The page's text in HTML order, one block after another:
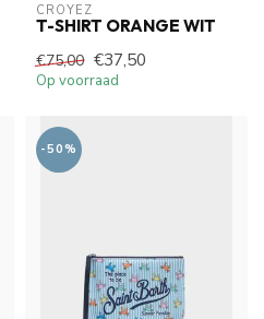
CROYEZ
T-SHIRT ORANGE WIT
€75,00 €37,50
Op voorraad
-50%